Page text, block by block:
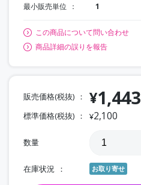
最小販売単位 1
この商品について問い合わせ
商品詳細の誤りを報告
販売価格(税抜) ¥1,443
標準価格(税抜) ¥2,100
数量
在庫状況 お取り寄せ